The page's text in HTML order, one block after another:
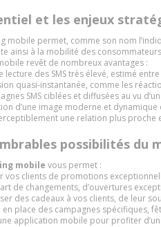
et les enjeux
mobile permet, comme son nom
ainsi à la mobilité des
revêt de nombreux avantages :
lecture des SMS très élevé, estimé
quasi-instantanée, comme les
SMS ciblées et diffusées au vu
d’une image moderne et
une relation plus proche
possibilités du
mobile vous permet :
vos clients de promotions
de changements, d’ouvertures
des cadeaux à vos clients, de leur
en place des campagnes spécifiques,
application mobile pour profiter